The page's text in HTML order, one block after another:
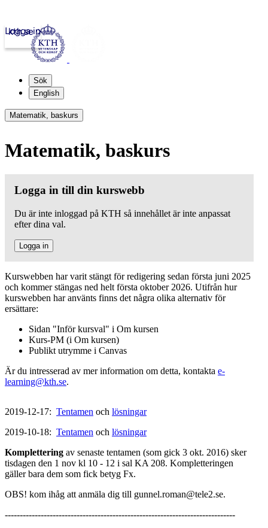
kth.se
Logga in
Sök
English
Matematik, baskurs
Matematik, baskurs
Logga in till din kurswebb
Du är inte inloggad på KTH så innehållet är inte anpassat
efter dina val.
Logga in
Kurswebben har varit stängt för redigering sedan första juni 2025
och kommer stängas ned helt första oktober 2026. Utifrån hur
kurswebben har använts finns det några olika alternativ för
ersättare:
Sidan "Inför kursval" i Om kursen
Kurs-PM (i Om kursen)
Publikt utrymme i Canvas
Är du intresserad av mer information om detta, kontakta e-
learning@kth.se.
2019-12-17: Tentamen och lösningar
2019-10-18: Tentamen och lösningar
Komplettering av senaste tentamen (som gick 3 okt. 2016) sker
tisdagen den 1 nov kl 10 - 12 i sal KA 208. Kompletteringen
gäller bara dem som fick betyg Fx.
OBS! kom ihåg att anmäla dig till gunnel.roman@tele2.se.
-----------------------------------------------------------------------------